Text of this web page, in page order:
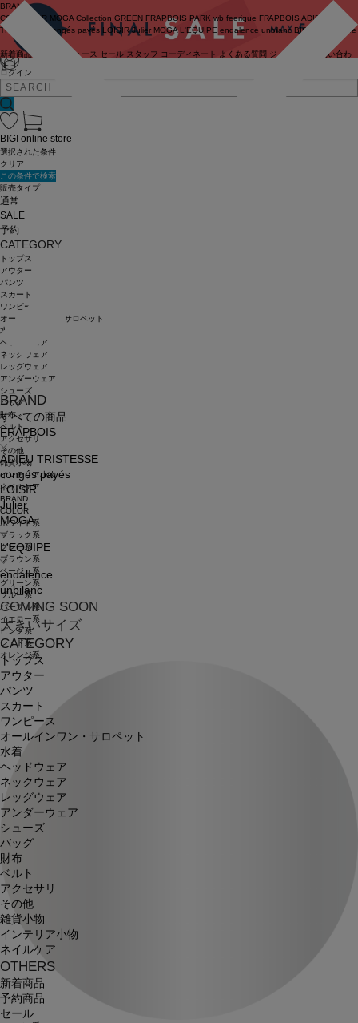
ログイン
BRAND
COUTURIER MOGA Collection GREEN FRAPBOIS PARK wb feerique FRAPBOIS ADIEU
TRISTESSE
congés payés LOISIR Julier MOGA L'EQUIPE endalence unbilanc BIGI online store
新着商品 ニュース セール スタッフ コーディネート よくある質問 ジャーナル
お問い合わ
せ
BRAND
すべての商品
FRAPBOIS
ADIEU TRISTESSE
congés payés
LOISIR
Julier
MOGA
L'EQUIPE
endalence
unbilanc
COMING SOON
大きいサイズ
CATEGORY
トップス
アウター
パンツ
スカート
ワンピース
オールインワン・サロペット
水着
ヘッドウェア
ネックウェア
レッグウェア
アンダーウェア
シューズ
バッグ
財布
ベルト
アクセサリ
その他
雑貨小物
インテリア小物
ネイルケア
OTHERS
新着商品
予約商品
セール
BIGI online store
選択された条件
クリア
この条件で検索
販売タイプ
通常
SALE
予約
CATEGORY
トップス
アウター
パンツ
スカート
ワンピース
オールインワン・サロペット
水着
ヘッドウェア
ネックウェア
レッグウェア
アンダーウェア
シューズ
バッグ
財布
ベルト
アクセサリ
その他
雑貨小物
インテリア小物
ネイルケア
BRAND
COLOR
ホワイト系
ブラック系
グレー系
ブラウン系
ベージュ系
グリーン系
ブルー系
パープル系
イエロー系
ピンク系
レッド系
オレンジ系